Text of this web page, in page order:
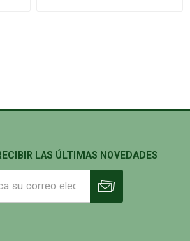
LAS ÚLTIMAS NOVEDADES